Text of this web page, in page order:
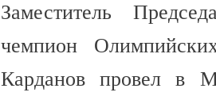
Заместитель
чемпион
Карданов провел в